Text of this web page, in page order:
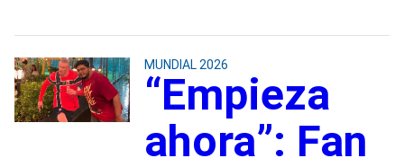
MUNDIAL 2026
“Empieza
ahora”: Fan